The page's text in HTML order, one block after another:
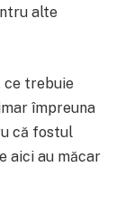
alte
ce trebuie
împreuna
că fostul
aici au măcar